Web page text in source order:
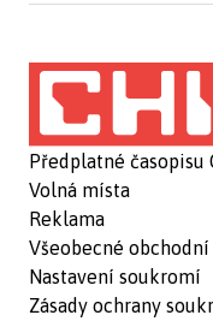
Předplatné časopisu
Volná místa
Reklama
Všeobecné
Nastavení soukromí
Zásady ochrany